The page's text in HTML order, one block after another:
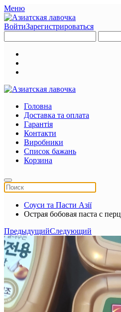
Меню
ВойтиЗарегистрироваться
Головна
Доставка та оплата
Гарантія
Контакти
Виробники
Список бажань
Корзина
Соуси та Пасти Азії
Острая бобовая паста с
ПредыдущийСледующий